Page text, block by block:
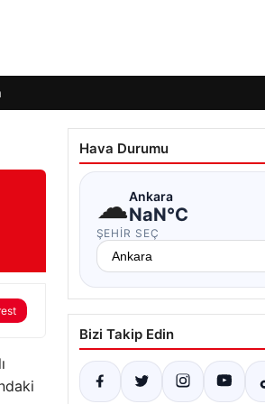
Hava Durumu
☁Ankara
NaN°C
ŞEHIR SEÇ
Bizi Takip Edin